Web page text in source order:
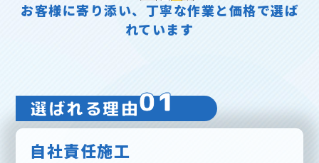
お客様に寄り添い、丁寧な作業と価格で選ば
れています
選ばれる理由01
自社責任施工